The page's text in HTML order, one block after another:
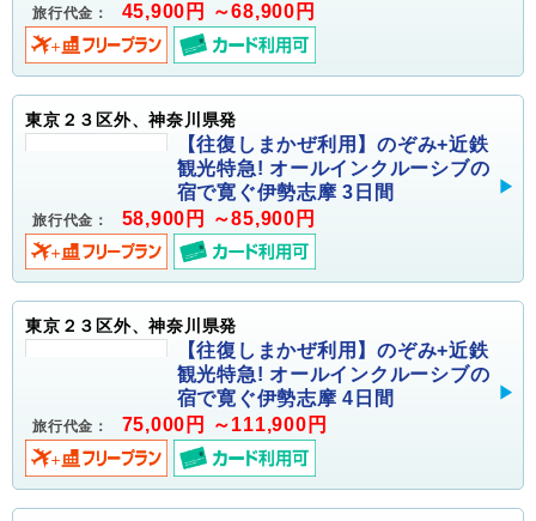
旅行代金： 45,900円 ～68,900円
東京２３区外、神奈川県発
【往復しまかぜ利用】のぞみ+近鉄
観光特急! オールインクルーシブの
宿で寛ぐ伊勢志摩 3日間
旅行代金： 58,900円 ～85,900円
東京２３区外、神奈川県発
【往復しまかぜ利用】のぞみ+近鉄
観光特急! オールインクルーシブの
宿で寛ぐ伊勢志摩 4日間
旅行代金： 75,000円 ～111,900円